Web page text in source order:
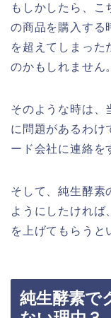
もしかしたら、こ
の商品を購入する
を超えてしまった
のかもしれません。
そのような時は、
に問題があるわけ
ード会社に連絡を
そして、純生酵素
ようにしたければ
を上げてもらうと
純生酵素で